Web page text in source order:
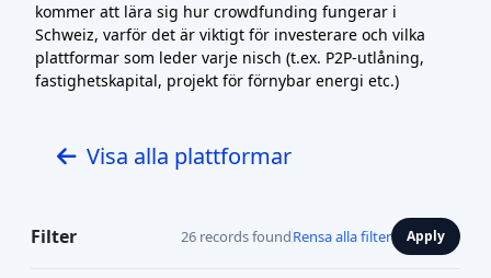
kommer att lära sig hur crowdfunding fungerar i
Schweiz, varför det är viktigt för investerare och vilka
plattformar som leder varje nisch (t.ex. P2P-utlåning,
fastighetskapital, projekt för förnybar energi etc.)
Visa alla plattformar
Filter 26 records foundRensa alla filter Apply